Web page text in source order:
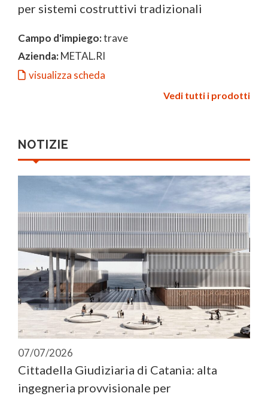
per sistemi costruttivi tradizionali
Campo d'impiego:trave
Azienda:METAL.RI
visualizza scheda
Vedi tutti i prodotti
NOTIZIE
07/07/2026
Cittadella Giudiziaria di Catania: alta
ingegneria provvisionale per